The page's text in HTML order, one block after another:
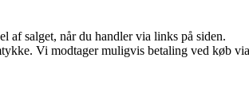
af salget, når du handler via links på siden.
Vi modtager muligvis betaling ved køb